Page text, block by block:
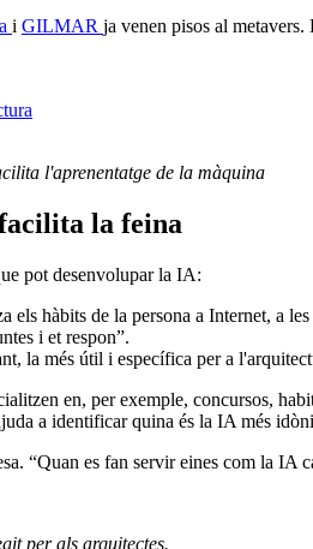
i GILMAR ja venen pisos al
l'aprenentatge de la màquina
la feina
pot desenvolupar la IA:
els hàbits de la persona a Internet, a
i et respon”.
la més útil i específica per a
en, per exemple, concursos,
a identificar quina és la IA més
“Quan es fan servir eines com la IA
per als arquitectes.